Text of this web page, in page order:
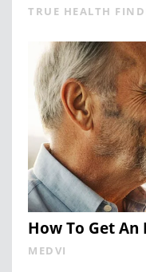
TRUE HEALTH
How To Get
MEDVI